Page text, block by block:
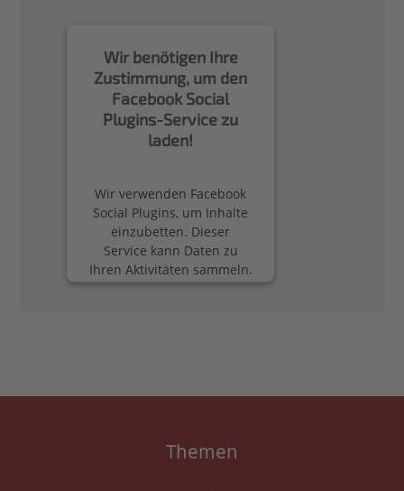
Wir benötigen Ihre
Zustimmung, um den
Facebook Social
Plugins-Service zu
laden!
Wir verwenden Facebook
Social Plugins, um Inhalte
einzubetten. Dieser
Service kann Daten zu
Ihren Aktivitäten sammeln.
Bitte lesen Sie die Details
Mehr Informationen
AkzeptierenThemen